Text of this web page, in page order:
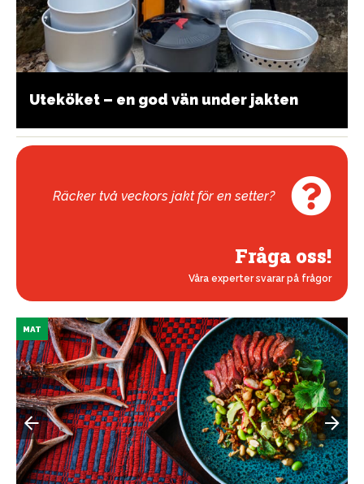
Uteköket – en god vän under jakten
Räcker två veckors jakt för en setter?
Fråga oss!
Våra experter svarar på frågor
MAT